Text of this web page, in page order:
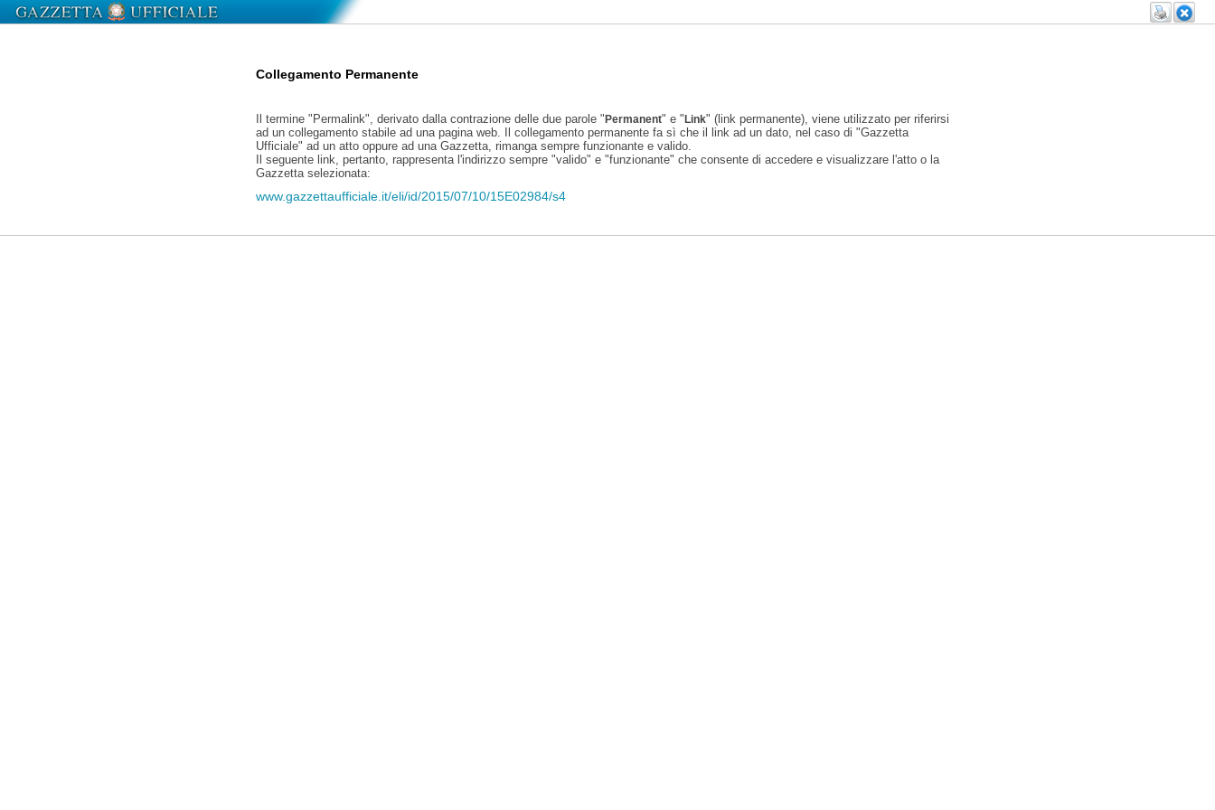
Collegamento Permanente
Il termine "Permalink", derivato dalla contrazione delle due parole "Permanent" e "Link" (link permanente), viene utilizzato per riferirsi
ad un collegamento stabile ad una pagina web. Il collegamento permanente fa sì che il link ad un dato, nel caso di "Gazzetta
Ufficiale" ad un atto oppure ad una Gazzetta, rimanga sempre funzionante e valido.
Il seguente link, pertanto, rappresenta l'indirizzo sempre "valido" e "funzionante" che consente di accedere e visualizzare l'atto o la
Gazzetta selezionata:
www.gazzettaufficiale.it/eli/id/2015/07/10/15E02984/s4